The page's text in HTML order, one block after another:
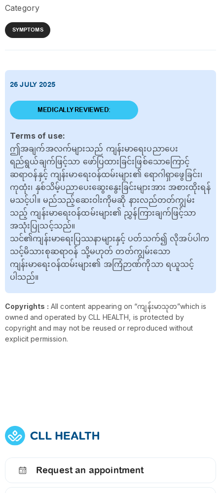
Category
SYMPTOMS
26 JULY 2025
MEDICALLY REVIEWED:
Terms of use:
ဤအချက်အလက်များသည် ကျန်းမာရေးပညာပေး
ရည်ရွယ်ချက်ဖြင့်သာ ဖော်ပြထားခြင်းဖြစ်သောကြောင့်
ဆရာဝန်နှင့် ကျန်းမာရေးဝန်ထမ်းများ၏ ရောဂါရှာဖွေခြင်း၊
ကုထုံး၊ နှစ်သိမ့်ပညာပေးဆွေးနွေးခြင်းများအား အစားထိုးရန်
မသင့်ပါ။ မည်သည့်ဆေးဝါးကိုမဆို နားလည်တတ်ကျွမ်း
သည့် ကျန်းမာရေးဝန်ထမ်းများ၏ ညွှန်ကြားချက်ဖြင့်သာ
အသုံးပြုသင့်သည်။
သင်၏ကျန်းမာရေးပြဿနာများနှင့် ပတ်သက်၍ လိုအပ်ပါက
သင့်မိသားစုဆရာဝန် သို့မဟုတ် တတ်ကျွမ်းသော
ကျန်းမာရေးဝန်ထမ်းများ၏ အကြံဉာဏ်ကိုသာ ရယူသင့်
ပါသည်။
Copyrights : All content appearing on “ကျန်းမာသုတ”which is
owned and operated by CLL HEALTH, is protected by
copyright and may not be reused or reproduced without
explicit permission.
Request an appointment